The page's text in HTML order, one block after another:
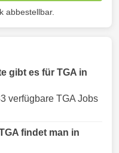
abbestellbar.
gibt es für TGA in
verfügbare TGA Jobs
findet man in